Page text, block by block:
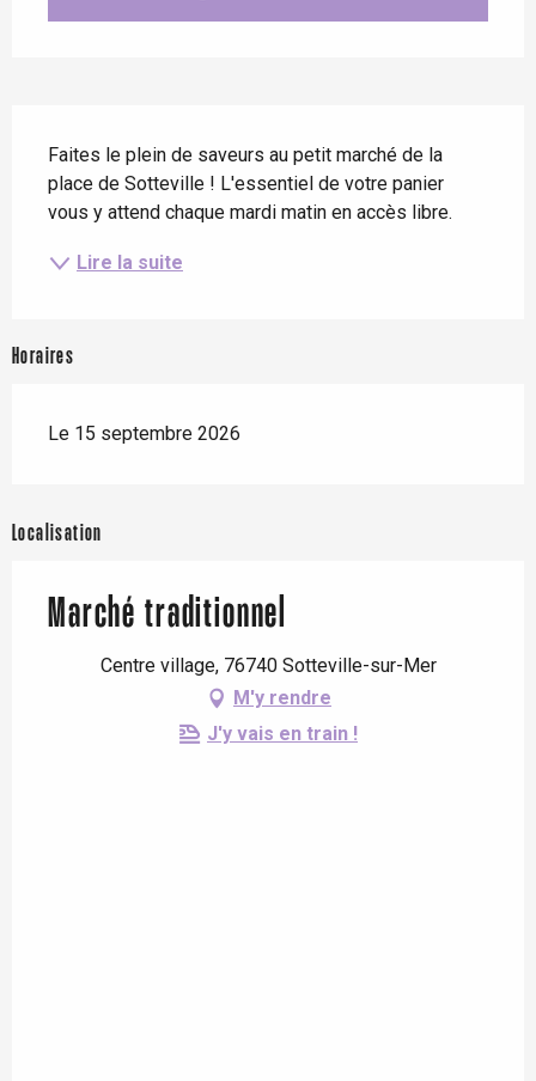
Faites le plein de saveurs au petit marché de la
place de Sotteville ! L'essentiel de votre panier
vous y attend chaque mardi matin en accès libre.
Lire la suite
Horaires
Le 15 septembre 2026
Localisation
Marché traditionnel
Centre village, 76740 Sotteville-sur-Mer
M'y rendre
J'y vais en train !